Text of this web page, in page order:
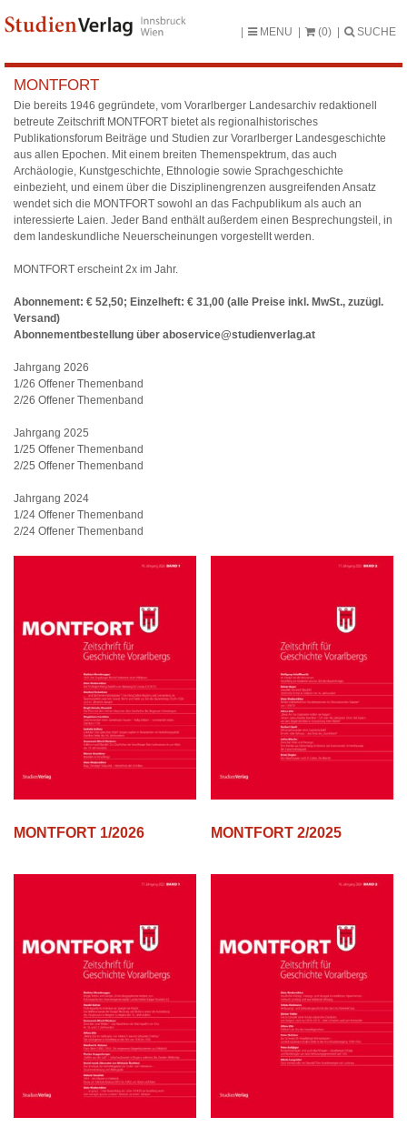
MENU (0) SUCHE
MONTFORT
Die bereits 1946 gegründete, vom Vorarlberger Landesarchiv redaktionell
betreute Zeitschrift MONTFORT bietet als regionalhistorisches
Publikationsforum Beiträge und Studien zur Vorarlberger Landesgeschichte
aus allen Epochen. Mit einem breiten Themenspektrum, das auch
Archäologie, Kunstgeschichte, Ethnologie sowie Sprachgeschichte
einbezieht, und einem über die Disziplinengrenzen ausgreifenden Ansatz
wendet sich die MONTFORT sowohl an das Fachpublikum als auch an
interessierte Laien. Jeder Band enthält außerdem einen Besprechungsteil, in
dem landeskundliche Neuerscheinungen vorgestellt werden.
MONTFORT erscheint 2x im Jahr.
Abonnement: € 52,50; Einzelheft: € 31,00 (alle Preise inkl. MwSt., zuzügl.
Versand)
Abonnementbestellung über aboservice@studienverlag.at
Jahrgang 2026
1/26 Offener Themenband
2/26 Offener Themenband
Jahrgang 2025
1/25 Offener Themenband
2/25 Offener Themenband
Jahrgang 2024
1/24 Offener Themenband
2/24 Offener Themenband
MONTFORT 1/2026 MONTFORT 2/2025